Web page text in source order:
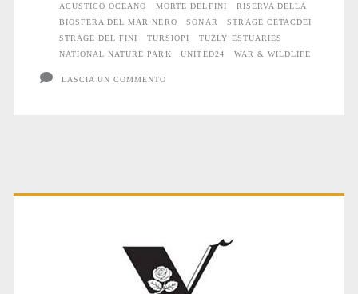
#17
ACUSTICO OCEANO
MORTE DELFINI
RISERVA DELLA
BIOSFERA DEL MAR NERO
SONAR
STRAGE CETACDEI
STRAGE DEL FINI
TURSIOPI
TUZLY ESTUARIES
NATIONAL NATURE PARK
UNITED24 WAR & WILDLIFE
LASCIA UN COMMENTO
Primary